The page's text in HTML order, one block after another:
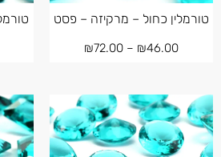
טורמלין כחול – מרקיזה – פסט
₪46.00
–
₪72.00